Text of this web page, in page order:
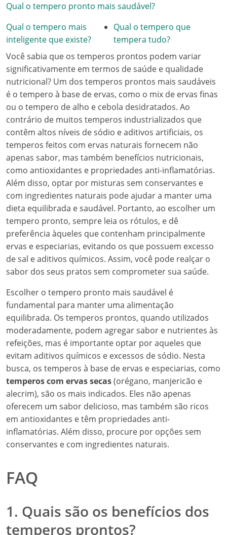
Qual o tempero pronto mais saudável?
Qual o tempero mais
inteligente que existe?
Qual o tempero que
tempera tudo?
Você sabia que os temperos prontos podem variar
significativamente em termos de saúde e qualidade
nutricional? Um dos temperos prontos mais saudáveis
é o tempero à base de ervas, como o mix de ervas finas
ou o tempero de alho e cebola desidratados. Ao
contrário de muitos temperos industrializados que
contêm altos níveis de sódio e aditivos artificiais, os
temperos feitos com ervas naturais fornecem não
apenas sabor, mas também benefícios nutricionais,
como antioxidantes e propriedades anti-inflamatórias.
Além disso, optar por misturas sem conservantes e
com ingredientes naturais pode ajudar a manter uma
dieta equilibrada e saudável. Portanto, ao escolher um
tempero pronto, sempre leia os rótulos, e dê
preferência àqueles que contenham principalmente
ervas e especiarias, evitando os que possuem excesso
de sal e aditivos químicos. Assim, você pode realçar o
sabor dos seus pratos sem comprometer sua saúde.
Escolher o tempero pronto mais saudável é
fundamental para manter uma alimentação
equilibrada. Os temperos prontos, quando utilizados
moderadamente, podem agregar sabor e nutrientes às
refeições, mas é importante optar por aqueles que
evitam aditivos químicos e excessos de sódio. Nesta
busca, os temperos à base de ervas e especiarias, como
temperos com ervas secas(orégano, manjericão e
alecrim), são os mais indicados. Eles não apenas
oferecem um sabor delicioso, mas também são ricos
em antioxidantes e têm propriedades anti-
inflamatórias. Além disso, procure por opções sem
conservantes e com ingredientes naturais.
FAQ
1. Quais são os benefícios dos
temperos prontos?